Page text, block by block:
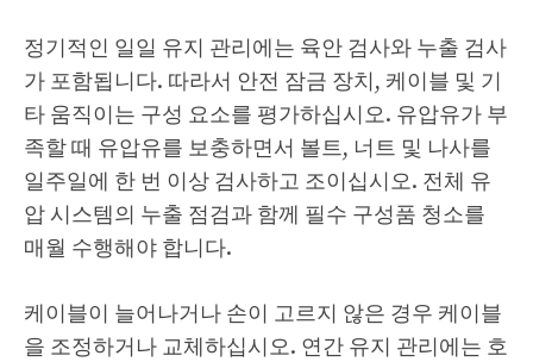
정기적인 일일 유지 관리에는 육안 검사와 누출 검사
가 포함됩니다. 따라서 안전 잠금 장치, 케이블 및 기
타 움직이는 구성 요소를 평가하십시오. 유압유가 부
족할 때 유압유를 보충하면서 볼트, 너트 및 나사를
일주일에 한 번 이상 검사하고 조이십시오. 전체 유
압 시스템의 누출 점검과 함께 필수 구성품 청소를
매월 수행해야 합니다.
케이블이 늘어나거나 손이 고르지 않은 경우 케이블
을 조정하거나 교체하십시오. 연간 유지 관리에는 호